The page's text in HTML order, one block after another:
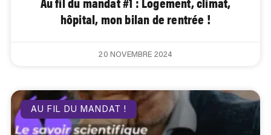
hôpital, mon bilan de rentrée !
20 NOVEMBRE 2024
AU FIL DU MANDAT !